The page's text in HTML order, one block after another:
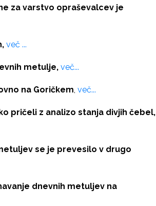
za varstvo opraševalcev je
več ...
metulje, več...
na Goričkem, več...
pričeli z analizo stanja divjih čebel,
se je prevesilo v drugo
dnevnih metuljev na